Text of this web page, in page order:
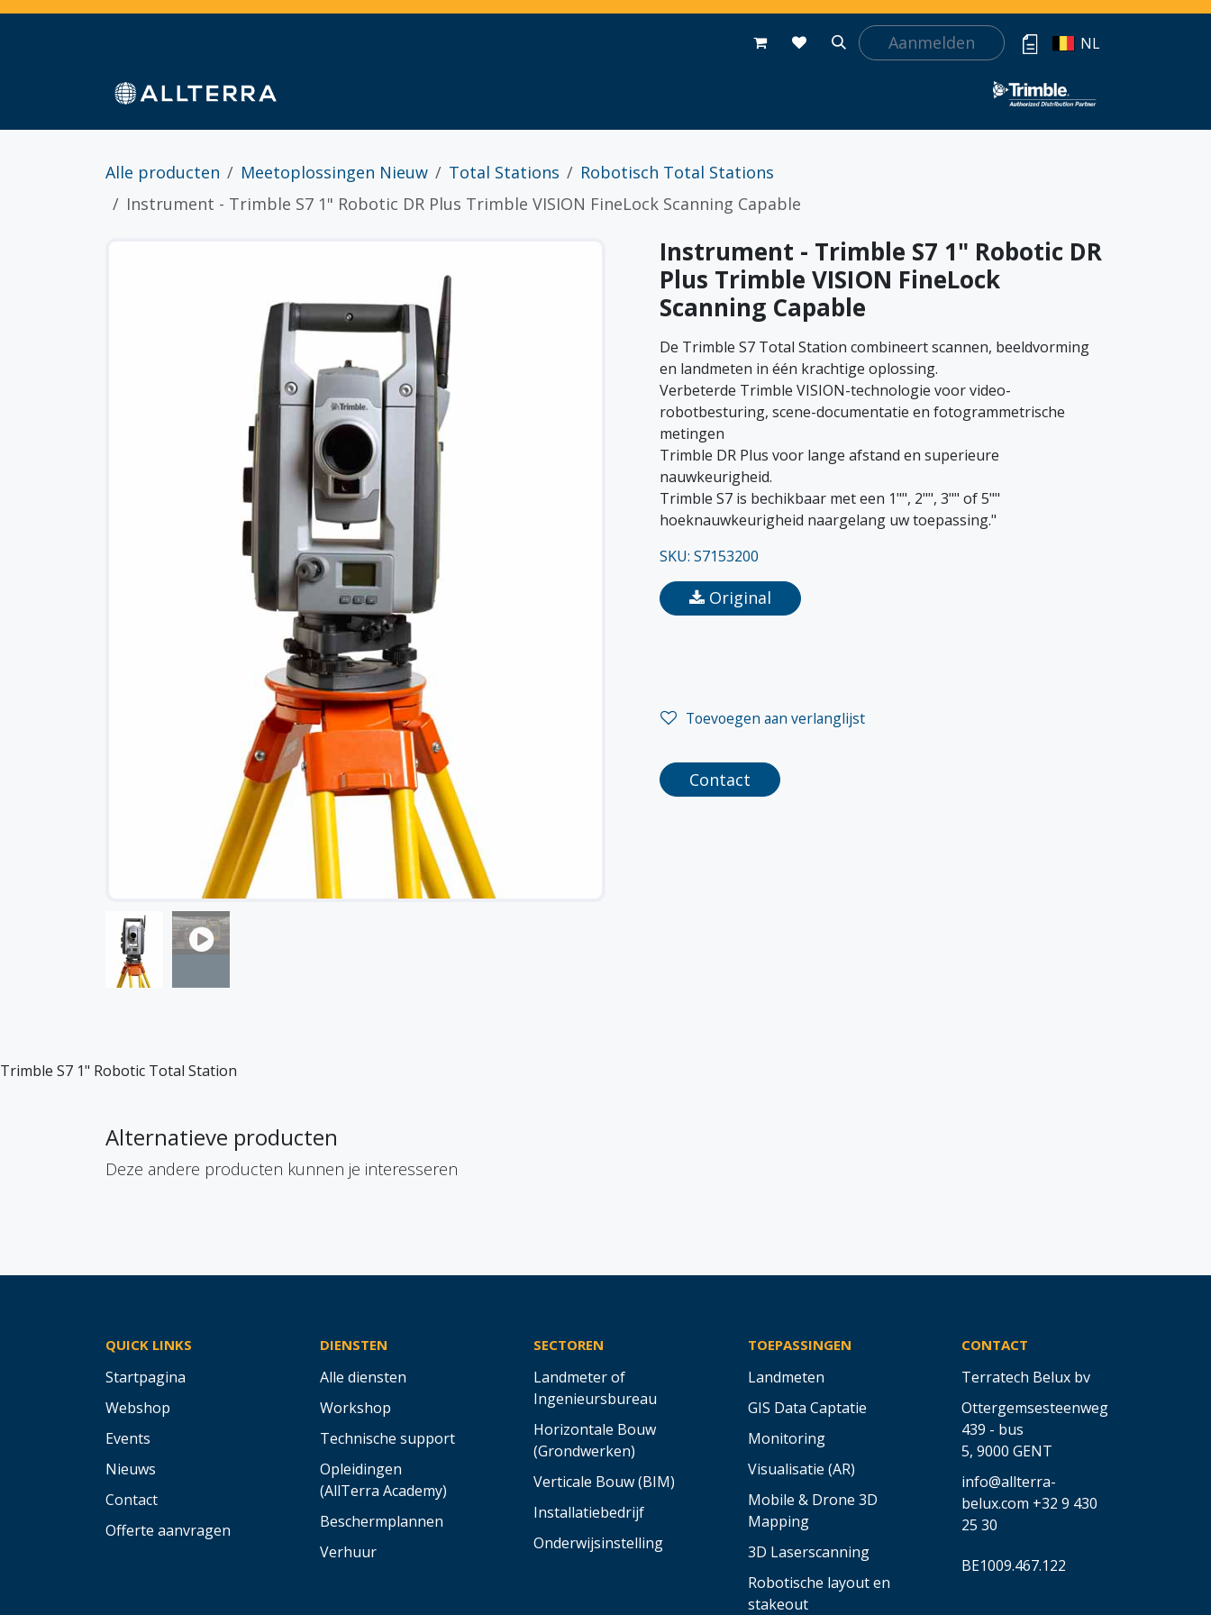
Overslaan naar inhoud
Contact Aanmelden NL
Alle producten Meetoplossingen Nieuw Total Stations
Robotisch Total Stations
Instrument - Trimble S7 1" Robotic DR Plus Trimble VISION FineLock Scanning Capable
Instrument - Trimble S7 1" Robotic DR
Plus Trimble VISION FineLock
Scanning Capable
De Trimble S7 Total Station combineert scannen, beeldvorming
en landmeten in één krachtige oplossing.
Verbeterde Trimble VISION-technologie voor video-
robotbesturing, scene-documentatie en fotogrammetrische
metingen
Trimble DR Plus voor lange afstand en superieure
nauwkeurigheid.
Trimble S7 is bechikbaar met een 1"", 2"", 3"" of 5""
hoeknauwkeurigheid naargelang uw toepassing."
SKU: S7153200
Original
Toevoegen aan verlanglijst
Contact
Trimble S7 1" Robotic Total Station
Alternatieve producten
Deze andere producten kunnen je interesseren
QUICK LINKS
Startpagina
Webshop
Events
Nieuws
Contact
Offerte aanvragen
DIENSTEN
Alle diensten
Workshop
Technische support
Opleidingen
(AllTerra Academy)
Beschermplannen
Verhuur
SECTOREN
Landmeter of
Ingenieursbureau
Horizontale Bouw
(Grondwerken)
Verticale Bouw (BIM)
Installatiebedrijf
Onderwijsinstelling
TOEPASSINGEN
Landmeten
GIS Data Captatie
Monitoring
Visualisatie (AR)
Mobile & Drone 3D
Mapping
3D Laserscanning
Robotische layout en
stakeout
CONTACT
Terratech Belux bv
Ottergemsesteenweg
439 - bus
5, 9000 GENT
info@allterra-
belux.com +32 9 430
25 30
BE1009.467.122